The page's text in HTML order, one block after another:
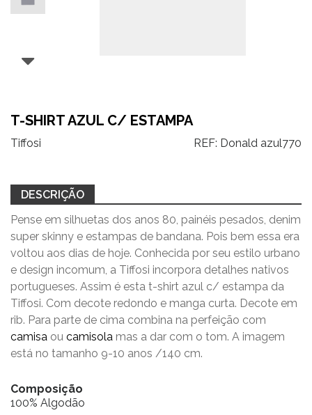
T-SHIRT AZUL C/ ESTAMPA
Tiffosi REF: Donald azul770
DESCRIÇÃO
Pense em silhuetas dos anos 80, painéis pesados, denim
super skinny e estampas de bandana. Pois bem essa era
voltou aos dias de hoje. Conhecida por seu estilo urbano
e design incomum, a Tiffosi incorpora detalhes nativos
portugueses. Assim é esta t-shirt azul c/ estampa da
Tiffosi. Com decote redondo e manga curta. Decote em
rib. Para parte de cima combina na perfeição com
camisa ou camisola mas a dar com o tom. A imagem
está no tamanho 9-10 anos /140 cm.
Composição
100% Algodão